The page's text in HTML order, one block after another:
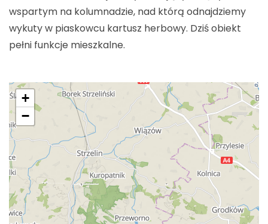
wspartym na kolumnadzie, nad którą odnajdziemy
wykuty w piaskowcu kartusz herbowy. Dziś obiekt
pełni funkcje mieszkalne.
+
−